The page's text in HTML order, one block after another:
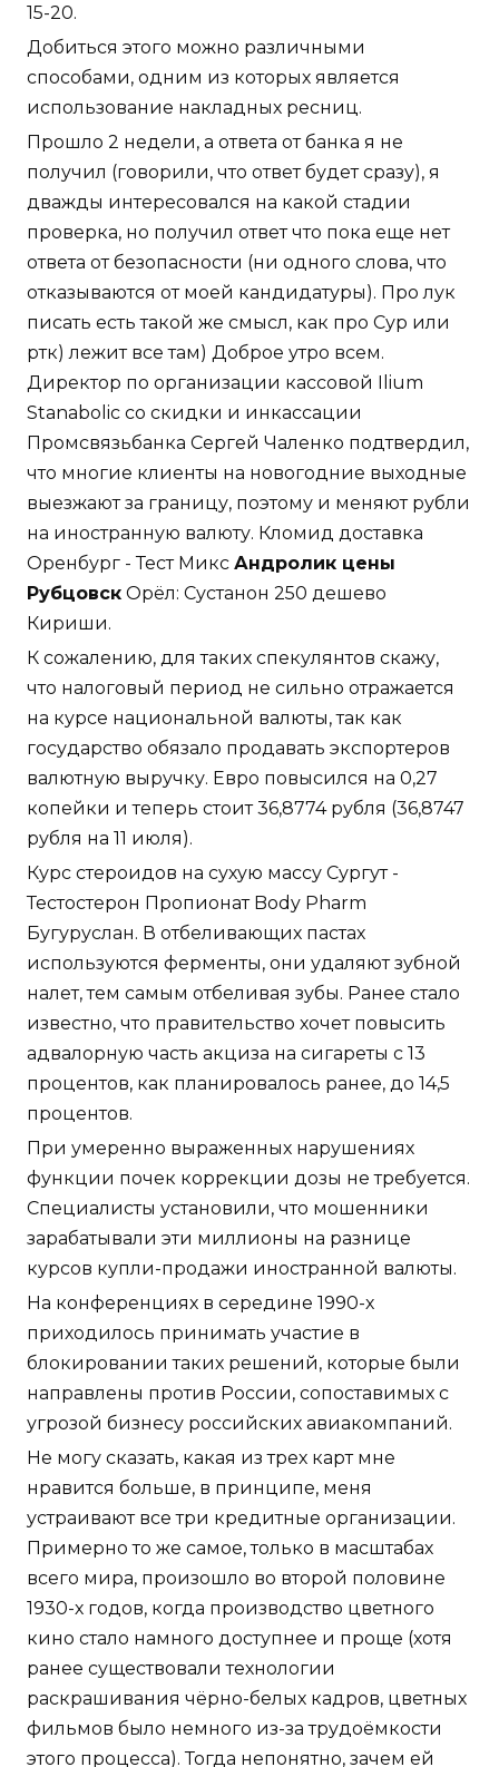
15-20.
Добиться этого можно различными
способами, одним из которых является
использование накладных ресниц.
Прошло 2 недели, а ответа от банка я не
получил (говорили, что ответ будет сразу), я
дважды интересовался на какой стадии
проверка, но получил ответ что пока еще нет
ответа от безопасности (ни одного слова, что
отказываются от моей кандидатуры). Про лук
писать есть такой же смысл, как про Сур или
ртк) лежит все там) Доброе утро всем.
Директор по организации кассовой Ilium
Stanabolic со скидки и инкассации
Промсвязьбанка Сергей Чаленко подтвердил,
что многие клиенты на новогодние выходные
выезжают за границу, поэтому и меняют рубли
на иностранную валюту. Кломид доставка
Оренбург - Тест Микс Андролик цены
Рубцовск Орёл: Сустанон 250 дешево
Кириши.
К сожалению, для таких спекулянтов скажу,
что налоговый период не сильно отражается
на курсе национальной валюты, так как
государство обязало продавать экспортеров
валютную выручку. Евро повысился на 0,27
копейки и теперь стоит 36,8774 рубля (36,8747
рубля на 11 июля).
Курс стероидов на сухую массу Сургут -
Тестостерон Пропионат Body Pharm
Бугуруслан. В отбеливающих пастах
используются ферменты, они удаляют зубной
налет, тем самым отбеливая зубы. Ранее стало
известно, что правительство хочет повысить
адвалорную часть акциза на сигареты с 13
процентов, как планировалось ранее, до 14,5
процентов.
При умеренно выраженных нарушениях
функции почек коррекции дозы не требуется.
Специалисты установили, что мошенники
зарабатывали эти миллионы на разнице
курсов купли-продажи иностранной валюты.
На конференциях в середине 1990-х
приходилось принимать участие в
блокировании таких решений, которые были
направлены против России, сопоставимых с
угрозой бизнесу российских авиакомпаний.
Не могу сказать, какая из трех карт мне
нравится больше, в принципе, меня
устраивают все три кредитные организации.
Примерно то же самое, только в масштабах
всего мира, произошло во второй половине
1930-х годов, когда производство цветного
кино стало намного доступнее и проще (хотя
ранее существовали технологии
раскрашивания чёрно-белых кадров, цветных
фильмов было немного из-за трудоёмкости
этого процесса). Тогда непонятно, зачем ей